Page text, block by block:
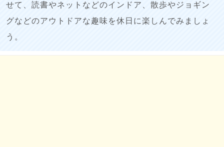
せて、読書やネットなどのインドア、散歩やジョギン
グなどのアウトドアな趣味を休日に楽しんでみましょ
う。